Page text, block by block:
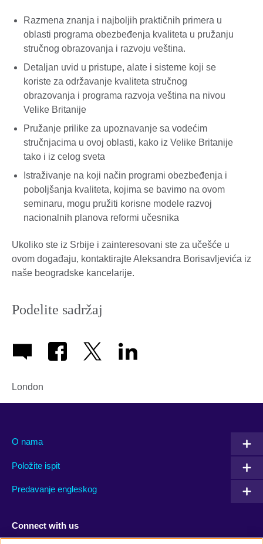
Razmena znanja i najboljih praktičnih primera u
oblasti programa obezbeđenja kvaliteta u pružanju
stručnog obrazovanja i razvoju veština.
Detaljan uvid u pristupe, alate i sisteme koji se
koriste za održavanje kvaliteta stručnog
obrazovanja i programa razvoja veština na nivou
Velike Britanije
Pružanje prilike za upoznavanje sa vodećim
stručnjacima u ovoj oblasti, kako iz Velike Britanije
tako i iz celog sveta
Istraživanje na koji način programi obezbeđenja i
poboljšanja kvaliteta, kojima se bavimo na ovom
seminaru, mogu pružiti korisne modele razvoj
nacionalnih planova reformi učesnika
Ukoliko ste iz Srbije i zainteresovani ste za učešće u
ovom događaju, kontaktirajte Aleksandra Borisavljevića iz
naše beogradske kancelarije.
Podelite sadržaj
London
O nama
Položite ispit
Predavanje engleskog
Connect with us